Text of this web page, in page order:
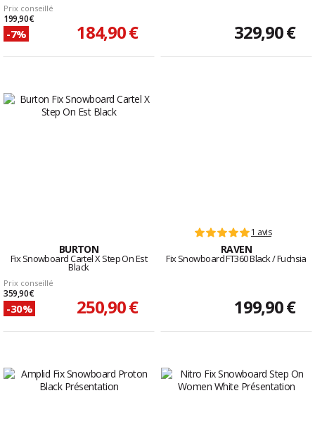
Prix conseillé
199,90 €
-7% 184,90 € 329,90 €
BURTON
Fix Snowboard Cartel X Step On Est
Black
Prix conseillé
359,90 €
-30% 250,90 €
1 avis
RAVEN
Fix Snowboard FT360 Black / Fuchsia
199,90 €